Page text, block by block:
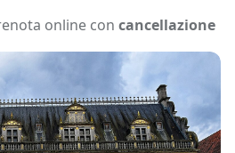
online con cancellazione